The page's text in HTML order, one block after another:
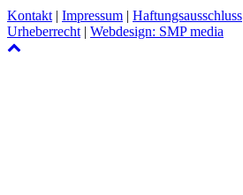
Kontakt | Impressum | Haftungsausschluss
Urheberrecht | Webdesign: SMP media